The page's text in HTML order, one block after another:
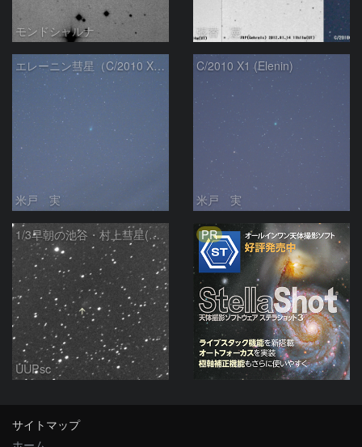
モンドシャルナ 張替 憲
エレーニン彗星（C/2010 X1）
米戸 実
C/2010 X1 (Elenin)
米戸 実
1/3早朝の池谷・村上彗星(P/2010 V1)
UUPsc
PR
サイトマップ